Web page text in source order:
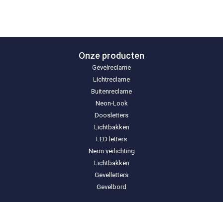
Onze producten
Gevelreclame
Lichtreclame
Buitenreclame
Neon-Look
Doosletters
Lichtbakken
LED letters
Neon verlichting
Lichtbakken
Gevelletters
Gevelbord